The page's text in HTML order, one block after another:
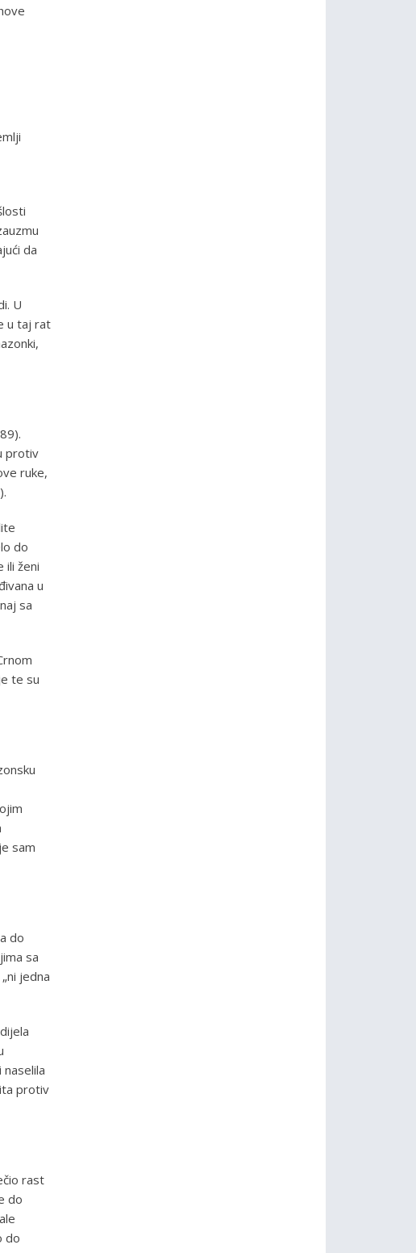
da
U
u taj rat
protiv
ruke,
do
ili ženi
u
sa
te su
sam
do
sa
jedna
protiv
rast
do
do